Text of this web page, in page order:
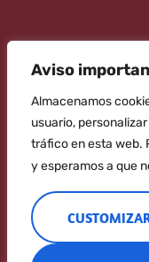
Aviso
Almacenamos
usuario,
tráfico en esta web.
y esperamos a que
¡Apúntate al
Aviso Legal